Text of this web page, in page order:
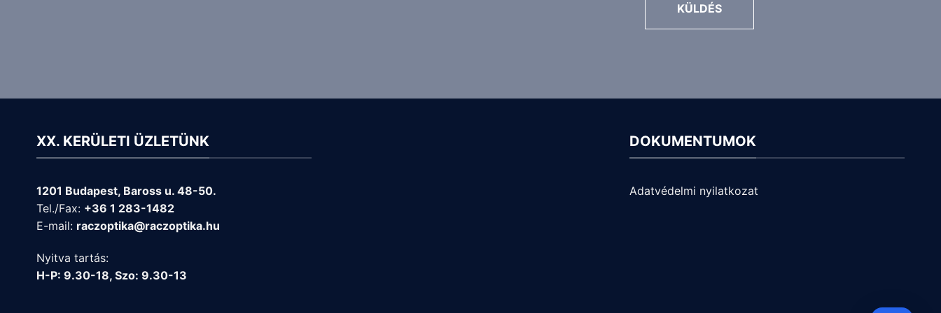
KÜLDÉS
XX. KERÜLETI ÜZLETÜNK
1201 Budapest, Baross u. 48-50.
Tel./Fax: +36 1 283-1482
E-mail: raczoptika@raczoptika.hu
Nyitva tartás:
H-P: 9.30-18, Szo: 9.30-13
DOKUMENTUMOK
Adatvédelmi nyilatkozat